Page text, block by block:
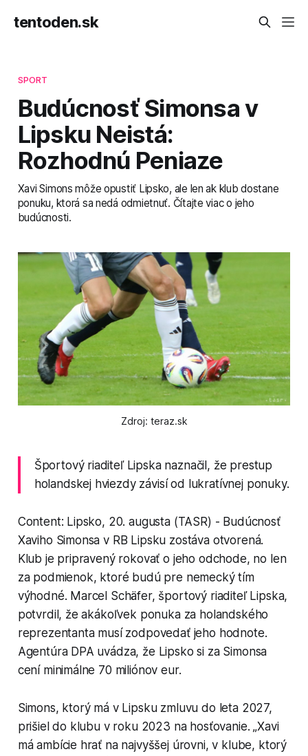
tentoden.sk
SPORT
Budúcnosť Simonsa v
Lipsku Neistá:
Rozhodnú Peniaze
Xavi Simons môže opustiť Lipsko, ale len ak klub dostane
ponuku, ktorá sa nedá odmietnuť. Čítajte viac o jeho
budúcnosti.
Zdroj: teraz.sk
Športový riaditeľ Lipska naznačil, že prestup
holandskej hviezdy závisí od lukratívnej ponuky.
Content: Lipsko, 20. augusta (TASR) - Budúcnosť
Xaviho Simonsa v RB Lipsku zostáva otvorená.
Klub je pripravený rokovať o jeho odchode, no len
za podmienok, ktoré budú pre nemecký tím
výhodné. Marcel Schäfer, športový riaditeľ Lipska,
potvrdil, že akákoľvek ponuka za holandského
reprezentanta musí zodpovedať jeho hodnote.
Agentúra DPA uvádza, že Lipsko si za Simonsa
cení minimálne 70 miliónov eur.
Simons, ktorý má v Lipsku zmluvu do leta 2027,
prišiel do klubu v roku 2023 na hosťovanie. „Xavi
má ambície hrať na najvyššej úrovni, v klube, ktorý